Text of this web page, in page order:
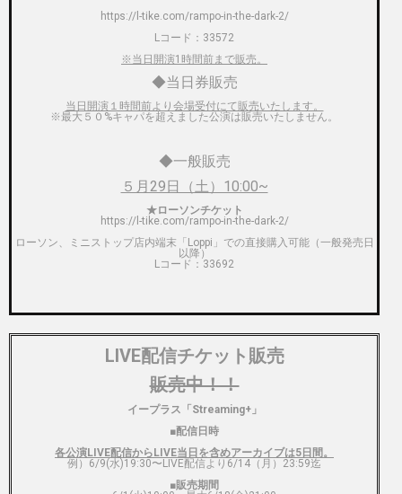
https://l-tike.com/rampo-in-the-dark-2/
Lコード：33572
※当日開演1時間前まで販売。
◆当日券販売
当日開演１時間前より会場受付にて販売いたします。
※最大５０%キャパを超えました公演は販売いたしません。
◆一般販売
５月29日（土）10:00~
★ローソンチケット
https://l-tike.com/rampo-in-the-dark-2/
ローソン、ミニストップ店内端末「Loppi」での直接購入可能（一般発売日
以降）
Lコード： 33692
LIVE配信チケット販売
販売中！！
イープラス「Streaming+」
■配信日時
各公演LIVE配信からLIVE当日を含めアーカイブは5日間。
例）6/9(水)19:30〜LIVE配信より6/14（月）23:59迄
■販売期間